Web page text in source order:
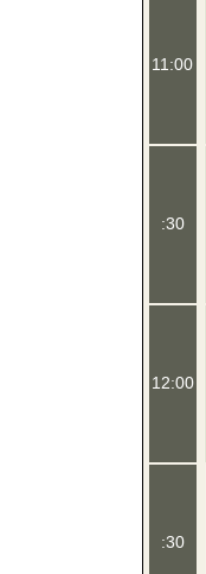
11:00
:30
12:00
:30